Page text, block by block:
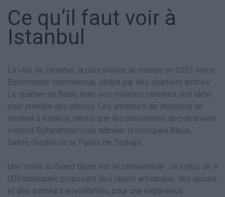
Ce qu’il faut voir à
Istanbul
La ville de Istanbul, la plus visitée au monde en 2023 selon
Euromonitor International, séduit par ses quartiers animés.
Le quartier de Balat, avec ses maisons colorées, est idéal
pour prendre des photos. Les amateurs de shopping se
rendent à Karaköy, tandis que les passionnés de patrimoine
visitent Sultanahmet pour admirer la mosquée Bleue,
Sainte-Sophie ou le Palais de Topkapi.
Une visite au Grand Bazar est incontournable : ses plus de 4
000 boutiques proposent des objets artisanaux, des épices
et des senteurs envoûtantes, pour une expérience